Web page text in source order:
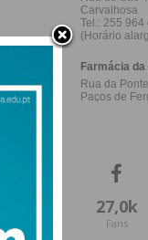
27,0k
Fans